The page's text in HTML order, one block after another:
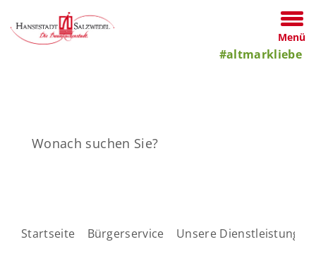
Menü
#altmarkliebe
Startseite Bürgerservice Unsere Dienstleistungen